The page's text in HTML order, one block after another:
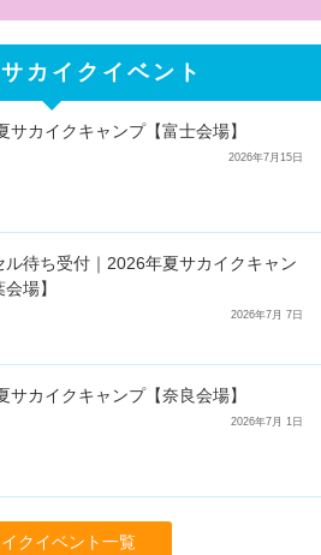
カイクイベント
サカイクキャンプ【富士会場】
2026年7月15日
ル待ち受付｜2026年夏サカイクキャン
場】
2026年7月 7日
サカイクキャンプ【奈良会場】
2026年7月 1日
クイベント一覧